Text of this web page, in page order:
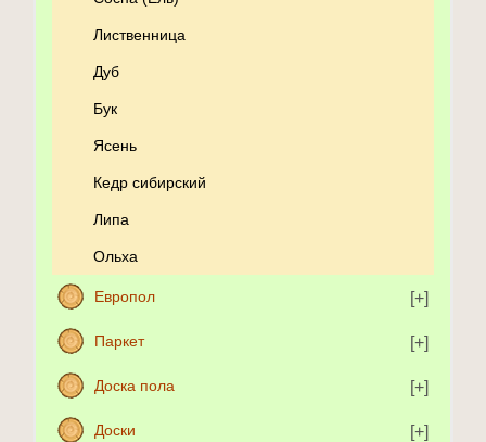
Лиственница
Дуб
Бук
Ясень
Кедр сибирский
Липа
Ольха
Европол
Паркет
Доска пола
Доски